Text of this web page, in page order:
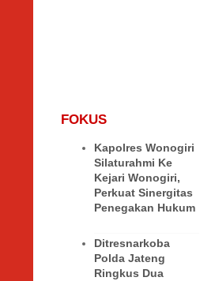
FOKUS
Kapolres Wonogiri
Silaturahmi Ke
Kejari Wonogiri,
Perkuat Sinergitas
Penegakan Hukum
Ditresnarkoba
Polda Jateng
Ringkus Dua